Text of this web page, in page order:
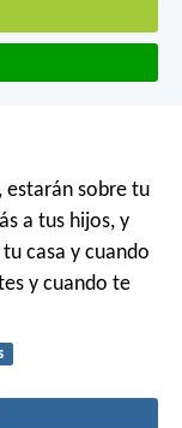
estarán sobre tu
a tus hijos, y
casa y cuando
y cuando te